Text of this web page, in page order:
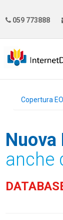
059 773888
Copertura
Nuova
anche